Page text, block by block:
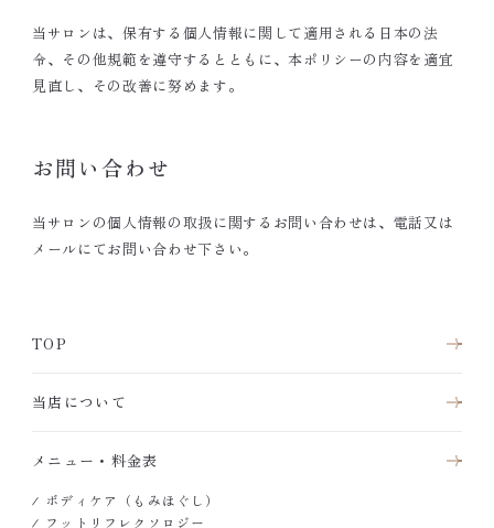
当サロンは、保有する個人情報に関して適用される日本の法
令、その他規範を遵守するとともに、本ポリシーの内容を適宜
見直し、その改善に努めます。
お問い合わせ
当サロンの個人情報の取扱に関するお問い合わせは、電話又は
メールにてお問い合わせ下さい。
TOP
当店について
メニュー・料金表
ボディケア（もみほぐし）
フットリフレクソロジー